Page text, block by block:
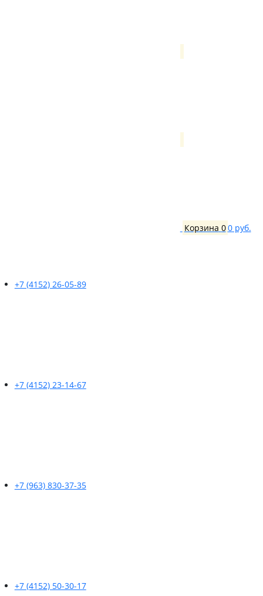
Корзина 00 руб.
+7 (4152) 26-05-89
+7 (4152) 23-14-67
+7 (963) 830-37-35
+7 (4152) 50-30-17